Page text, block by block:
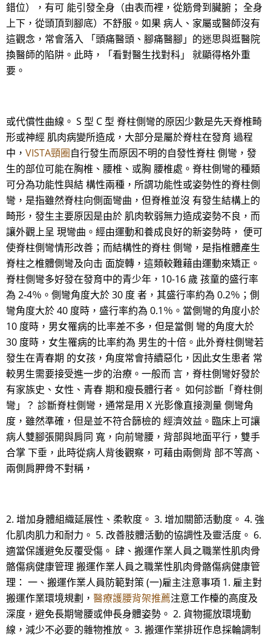
錯位），有可 能引發全身（由表而裡，從筋骨到臟腑； 全身
上下，從頭頂到腳底）不舒服。如果 病人、家屬或醫師沒有
這觀念，常會落入 「頭痛醫頭、腳痛醫腳」的迷思與逛醫院
換醫師的陷阱。此時，「看對醫生找對科」 就顯得格外重
要。
或代償性曲線。 S 型 C 型 脊柱側彎的原因少數是先天脊椎畸
形或神經 肌肉病變所造成，大部分是屬於脊柱在發育 過程
中， VISTA頸圈自行發生而原因不明的自發性脊柱 側彎，發
生的部位可能在胸椎、腰椎、或胸 腰椎處。脊柱側彎的種類
可分為功能性與結 構性兩種，所謂功能性或姿勢性的脊柱側
彎，是指雖然脊柱向側面彎曲，但脊椎並沒 有發生結構上的
畸形，發生主要原因是由於 肌肉軟弱無力造成姿勢不良，而
讓外觀上呈 現彎曲。經由運動和養成良好的新姿勢時， 便可
使脊柱側彎情形改善；而結構性的脊柱 側彎，是指椎體產生
脊柱之椎體側彎及向击 面旋轉，這類較難藉由運動來矯正。
脊柱側彎多好發在發育中的青少年，10-16 歲 孩童的盛行率
為 2-4％。側彎角度大於 30 度 者，其盛行率約為 0.2％；側
彎角度大於 40 度時，盛行率約為 0.1％。當側彎的角度小於
10 度時，男女罹病的比率差不多，但是當側 彎的角度大於
30 度時，女生罹病的比率約為 男生的十倍。此外脊柱側彎若
發生在青春期 的女孩，角度常會持續惡化，因此女生患者 常
較男生需要接受進一步的治療。一般而 言，脊柱側彎好發於
有家族史、女性、青春 期和瘦長體行者。 如何診斷「脊柱側
彎」？ 診斷脊柱側彎，通常是用 X 光影像直接測量 側彎角
度，雖然準確，但是並不符合篩檢的 經濟效益。臨床上可讓
病人雙腳張開與肩同 寬，向前彎腰，背部與地面平行，雙手
合掌 下垂，此時從病人背後觀察，可藉由兩側背 部不等高、
兩側肩胛骨不對稱，
2. 增加身體組織延展性、柔軟度。 3. 增加關節活動度。 4. 強
化肌肉肌力和耐力。 5. 改善肢體活動的協調性及靈活度。 6.
適當保護避免反覆受傷。 肆、搬運作業人員之職業性肌肉骨
骼傷病健康管理 搬運作業人員之職業性肌肉骨骼傷病健康管
理： 一、搬運作業人員防範對策 (一)雇主注意事項 1. 雇主對
搬運作業環境規劃， 醫療護腰背架推薦注意工作檯的高度及
深度，避免長期彎腰或伸長身體姿勢。 2. 貨物擺放環境動
線，減少不必要的雜物推放。 3. 搬運作業排班作息採輪調制